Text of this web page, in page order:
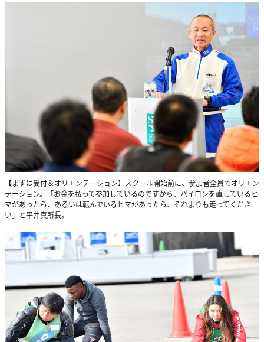
【まずは受付＆オリエンテーション】スクール開始前に、参加者全員でオリエン
テーション。「お金を払って参加しているのですから、パイロンを直しているヒ
マがあったら、あるいは転んでいるヒマがあったら、それよりも走ってくださ
い」と平井真所長。